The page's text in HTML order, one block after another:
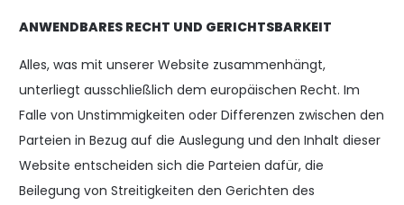
ANWENDBARES RECHT UND GERICHTSBARKEIT
Alles, was mit unserer Website zusammenhängt,
unterliegt ausschließlich dem europäischen Recht. Im
Falle von Unstimmigkeiten oder Differenzen zwischen den
Parteien in Bezug auf die Auslegung und den Inhalt dieser
Website entscheiden sich die Parteien dafür, die
Beilegung von Streitigkeiten den Gerichten des